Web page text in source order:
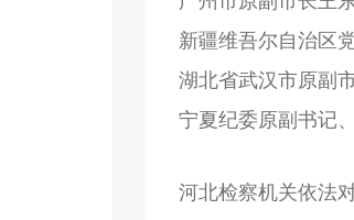
新疆维吾尔自治区
湖北省武汉市原副
宁夏纪委原副书记
河北检察机关依法